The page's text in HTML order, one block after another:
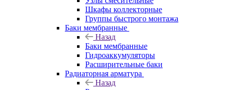
Шкафы коллекторные
Группы быстрого монтажа
Баки мембранные
Назад
Баки мембранные
Гидроаккумуляторы
Расширительные баки
Радиаторная арматура
Назад